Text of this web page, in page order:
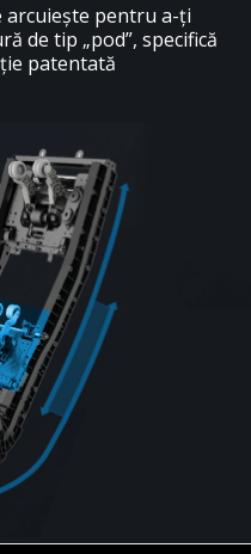
arcuiește pentru a-ți
de tip „pod”, specifică
patentată